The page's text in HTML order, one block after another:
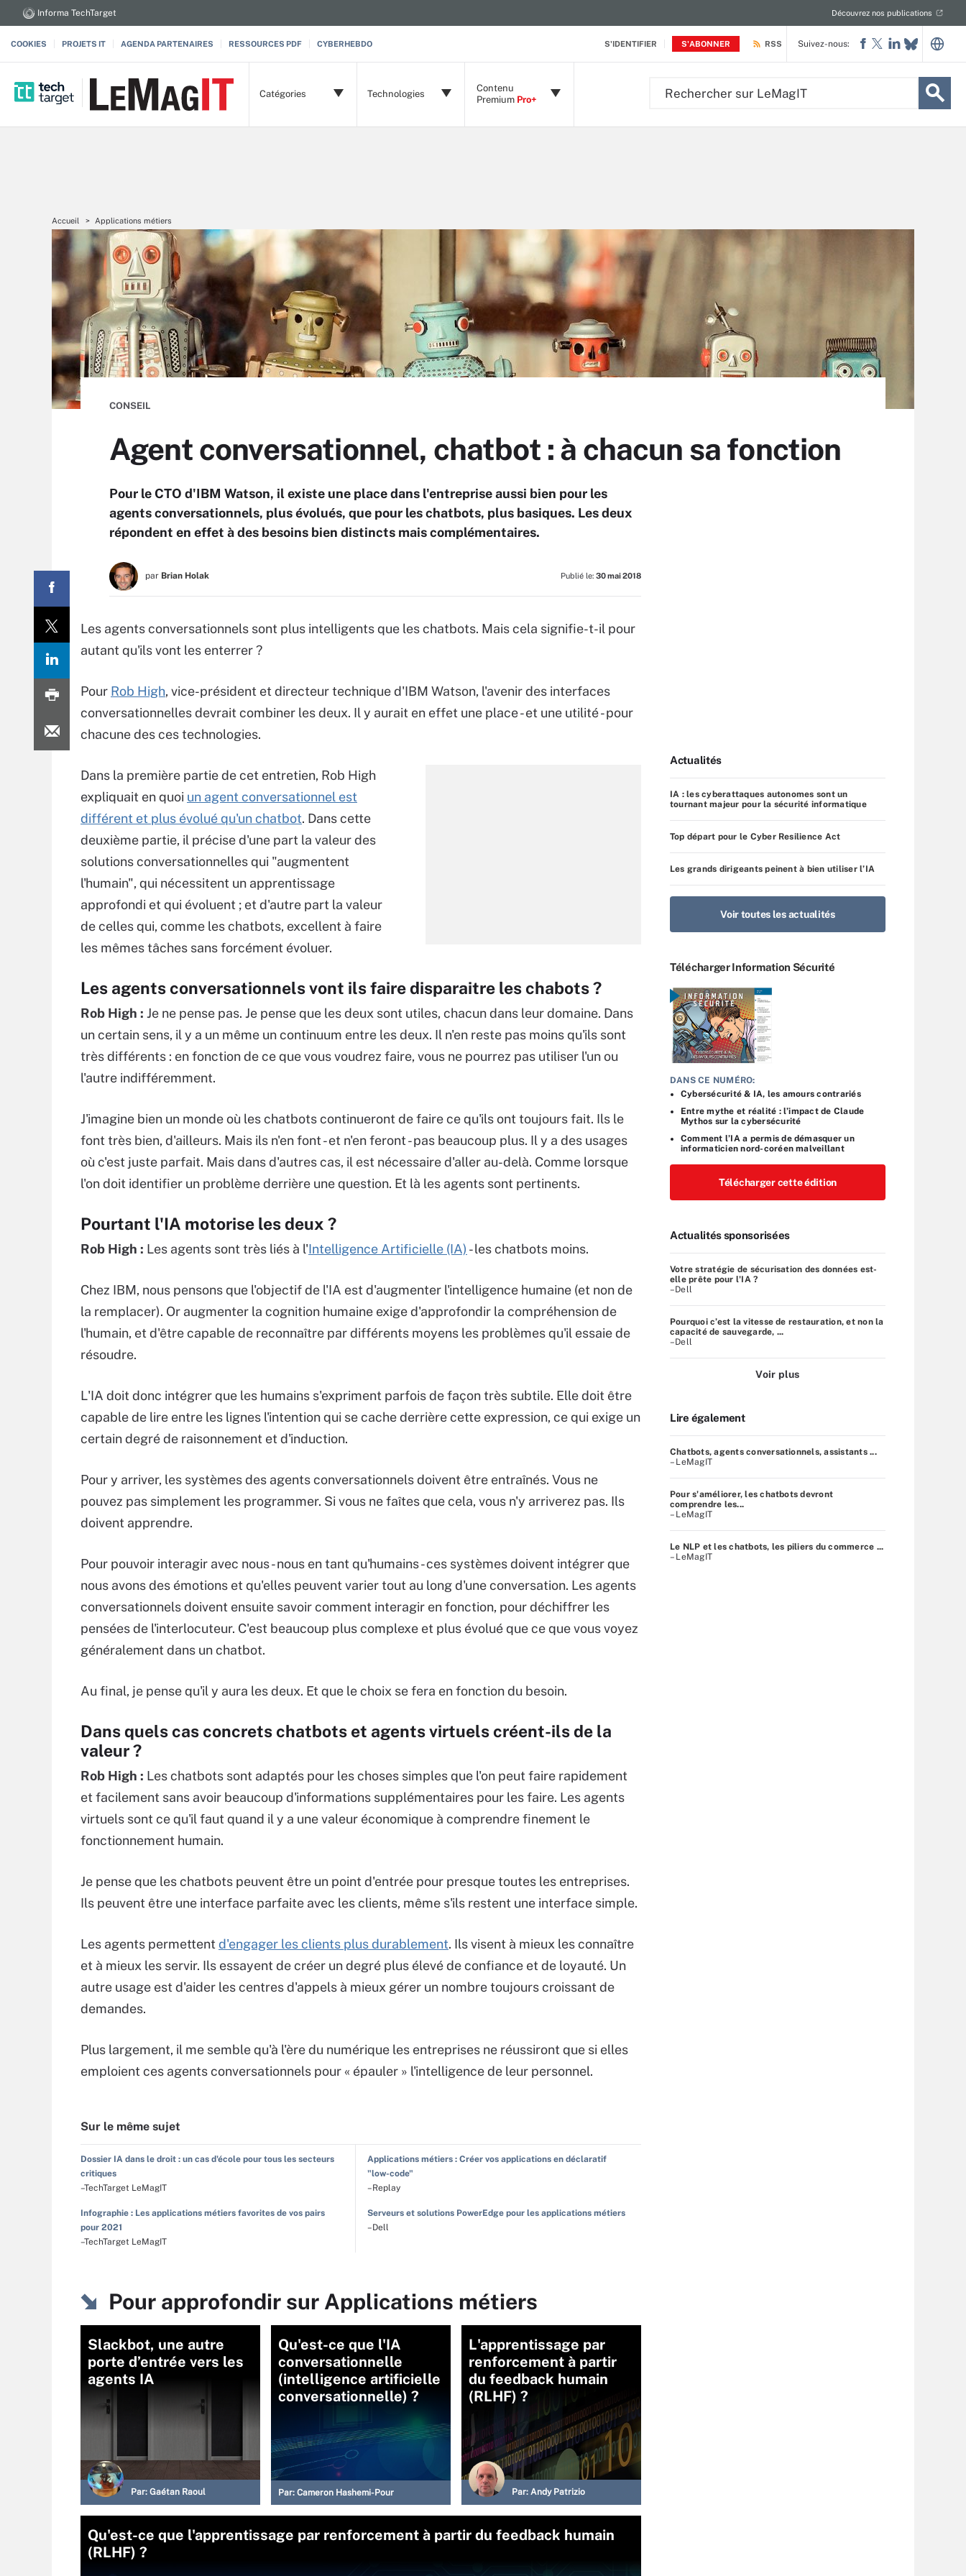
S'IDENTIFIER S'ABONNER
Informa TechTarget Découvrez nos publications
COOKIES PROJETS IT AGENDA PARTENAIRES RESSOURCES PDF CYBERHEBDO RSS
Catégories Technologies
Contenu
Premium Pro+
Suivez-nous:
Accueil Applications métiers
CONSEIL
Agent conversationnel, chatbot : à chacun sa fonction
Pour le CTO d'IBM Watson, il existe une place dans l'entreprise aussi bien pour les
agents conversationnels, plus évolués, que pour les chatbots, plus basiques. Les deux
répondent en effet à des besoins bien distincts mais complémentaires.
par Brian Holak Publié le: 30 mai 2018
Les agents conversationnels sont plus intelligents que les chatbots. Mais cela signifie-t-il pour
autant qu'ils vont les enterrer ?
Pour Rob High, vice-président et directeur technique d'IBM Watson, l'avenir des interfaces
conversationnelles devrait combiner les deux. Il y aurait en effet une place - et une utilité - pour
chacune des ces technologies.
Dans la première partie de cet entretien, Rob High
expliquait en quoi un agent conversationnel est
différent et plus évolué qu'un chatbot. Dans cette
deuxième partie, il précise d'une part la valeur des
solutions conversationnelles qui "augmentent
l'humain", qui nécessitent un apprentissage
approfondi et qui évoluent ; et d'autre part la valeur
de celles qui, comme les chatbots, excellent à faire
les mêmes tâches sans forcément évoluer.
Les agents conversationnels vont ils faire disparaitre les chabots ?
Rob High : Je ne pense pas. Je pense que les deux sont utiles, chacun dans leur domaine. Dans
un certain sens, il y a un même un continuum entre les deux. Il n'en reste pas moins qu'ils sont
très différents : en fonction de ce que vous voudrez faire, vous ne pourrez pas utiliser l'un ou
l'autre indifféremment.
J'imagine bien un monde où les chatbots continueront de faire ce qu'ils ont toujours fait. Ils le
font très bien, d'ailleurs. Mais ils n'en font - et n'en feront - pas beaucoup plus. Il y a des usages
où c'est juste parfait. Mais dans d'autres cas, il est nécessaire d'aller au-delà. Comme lorsque
l'on doit identifier un problème derrière une question. Et là les agents sont pertinents.
Pourtant l'IA motorise les deux ?
Rob High : Les agents sont très liés à l'Intelligence Artificielle (IA) - les chatbots moins.
Chez IBM, nous pensons que l'objectif de l'IA est d'augmenter l'intelligence humaine (et non de
la remplacer). Or augmenter la cognition humaine exige d'approfondir la compréhension de
l'humain, et d'être capable de reconnaître par différents moyens les problèmes qu'il essaie de
résoudre.
L'IA doit donc intégrer que les humains s'expriment parfois de façon très subtile. Elle doit être
capable de lire entre les lignes l'intention qui se cache derrière cette expression, ce qui exige un
certain degré de raisonnement et d'induction.
Pour y arriver, les systèmes des agents conversationnels doivent être entraînés. Vous ne
pouvez pas simplement les programmer. Si vous ne faîtes que cela, vous n'y arriverez pas. Ils
doivent apprendre.
Pour pouvoir interagir avec nous - nous en tant qu'humains - ces systèmes doivent intégrer que
nous avons des émotions et qu'elles peuvent varier tout au long d'une conversation. Les agents
conversationnels doivent ensuite savoir comment interagir en fonction, pour déchiffrer les
pensées de l'interlocuteur. C'est beaucoup plus complexe et plus évolué que ce que vous voyez
généralement dans un chatbot.
Au final, je pense qu'il y aura les deux. Et que le choix se fera en fonction du besoin.
Dans quels cas concrets chatbots et agents virtuels créent-ils de la
valeur ?
Rob High : Les chatbots sont adaptés pour les choses simples que l'on peut faire rapidement
et facilement sans avoir beaucoup d'informations supplémentaires pour les faire. Les agents
virtuels sont ce qu'il faut quand il y a une valeur économique à comprendre finement le
fonctionnement humain.
Je pense que les chatbots peuvent être un point d'entrée pour presque toutes les entreprises.
Ils peuvent être une interface parfaite avec les clients, même s'ils restent une interface simple.
Les agents permettent d'engager les clients plus durablement. Ils visent à mieux les connaître
et à mieux les servir. Ils essayent de créer un degré plus élevé de confiance et de loyauté. Un
autre usage est d'aider les centres d'appels à mieux gérer un nombre toujours croissant de
demandes.
Plus largement, il me semble qu'à l'ère du numérique les entreprises ne réussiront que si elles
emploient ces agents conversationnels pour « épauler » l'intelligence de leur personnel.
Sur le même sujet
Dossier IA dans le droit : un cas d'école pour tous les secteurs
critiques
–TechTarget LeMagIT
Applications métiers : Créer vos applications en déclaratif
"low-code"
–Replay
Infographie : Les applications métiers favorites de vos pairs
pour 2021
–TechTarget LeMagIT
Serveurs et solutions PowerEdge pour les applications métiers
–Dell
Pour approfondir sur Applications métiers
Slackbot, une autre
porte d’entrée vers les
agents IA
Par: Gaétan Raoul
Qu'est-ce que l'IA
conversationnelle
(intelligence artificielle
conversationnelle) ?
Par: Cameron Hashemi-Pour
L'apprentissage par
renforcement à partir
du feedback humain
(RLHF) ?
Par: Andy Patrizio
Qu'est-ce que l'apprentissage par renforcement à partir du feedback humain
(RLHF) ?
Actualités
IA : les cyberattaques autonomes sont un
tournant majeur pour la sécurité informatique
Top départ pour le Cyber Resilience Act
Les grands dirigeants peinent à bien utiliser l’IA
Voir toutes les actualités
Télécharger Information Sécurité
DANS CE NUMÉRO:
Cybersécurité & IA, les amours contrariés
Entre mythe et réalité : l’impact de Claude
Mythos sur la cybersécurité
Comment l’IA a permis de démasquer un
informaticien nord-coréen malveillant
Télécharger cette édition
Actualités sponsorisées
Votre stratégie de sécurisation des données est-
elle prête pour l'IA ?
–Dell
Pourquoi c’est la vitesse de restauration, et non la
capacité de sauvegarde, ...
–Dell
Voir plus
Lire également
Chatbots, agents conversationnels, assistants ...
– LeMagIT
Pour s'améliorer, les chatbots devront
comprendre les...
– LeMagIT
Le NLP et les chatbots, les piliers du commerce ...
– LeMagIT